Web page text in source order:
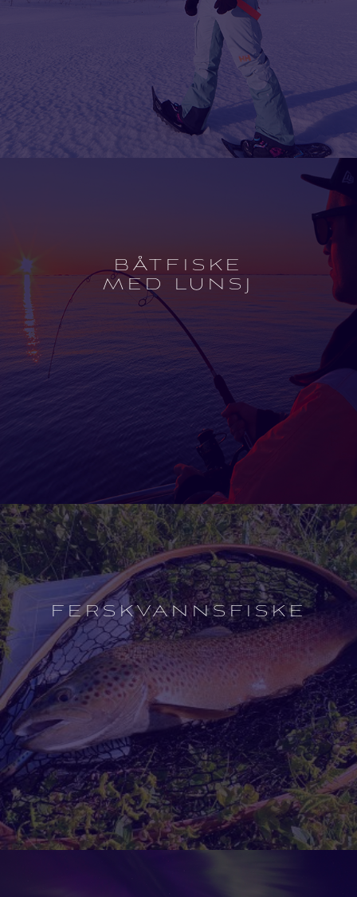
experience
description
BÅTFISKE
MED LUNSJ
Open
experience
FERSKVANNSFISKE